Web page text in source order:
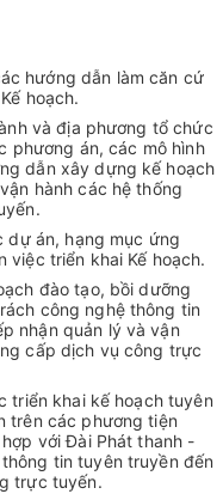
hướng dẫn làm căn cứ
hoạch.
và địa phương tổ chức
phương án, các mô hình
dẫn xây dựng kế hoạch
hành các hệ thống
dự án, hạng mục ứng
việc triển khai Kế hoạch.
đào tạo, bồi dưỡng
công nghệ thông tin
nhận quản lý và vận
cấp dịch vụ công trực
triển khai kế hoạch tuyên
trên các phương tiện
với Đài Phát thanh -
tin tuyên truyền đến
trực tuyến.